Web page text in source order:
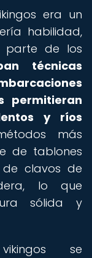
era un
habilidad,
parte de los
técnicas
permitieran
y ríos
más
de tablones
clavos de
lo que
sólida y
se